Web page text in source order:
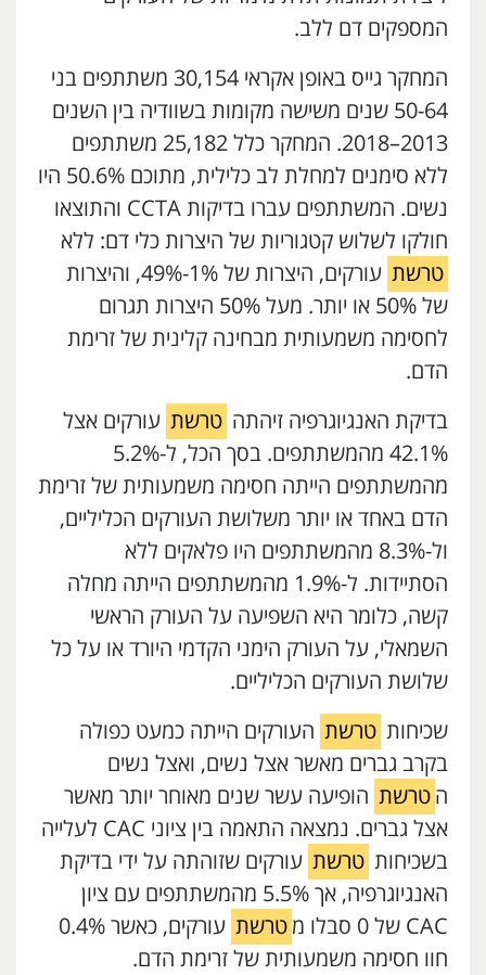
המספקים דם ללב.
המחקר גייס באופן אקראי 30,154 משתתפים בני
50-64 שנים משישה מקומות בשוודיה בין השנים
2013–2018. המחקר כלל 25,182 משתתפים
ללא סימנים למחלת לב כלילית, מתוכם 50.6% היו
נשים. המשתתפים עברו בדיקות CCTA והתוצאו
חולקו לשלוש קטגוריות של היצרות כלי דם: ללא
טרשת
עורקים, היצרות של 1%-49%, והיצרות
של 50% או יותר. מעל 50% היצרות תגרום
לחסימה משמעותית מבחינה קלינית של זרימת
הדם.
בדיקת האנגיוגרפיה זיהתה טרשת עורקים אצל
42.1% מהמשתתפים. בסך הכל, ל-5.2%
מהמשתתפים הייתה חסימה משמעותית של זרימת
הדם באחד או יותר משלושת העורקים הכליליים,
ול-8.3% מהמשתתפים היו פלאקים ללא
הסתיידות. ל-1.9% מהמשתתפים הייתה מחלה
קשה, כלומר היא השפיעה על העורק הראשי
השמאלי, על העורק הימני הקדמי היורד או על כל
שלושת העורקים הכליליים.
שכיחות טרשת העורקים הייתה כמעט כפולה
בקרב גברים מאשר אצל נשים, ואצל נשים
ה טרשת הופיעה עשר שנים מאוחר יותר מאשר
אצל גברים. נמצאה התאמה בין ציוני CAC לעלייה
בשכיחות טרשת עורקים שזוהתה על ידי בדיקת
האנגיוגרפיה, אך 5.5% מהמשתתפים עם ציון
CAC של 0 סבלו מ
טרשת
עורקים, כאשר 0.4%
חוו חסימה משמעותית של זרימת הדם.